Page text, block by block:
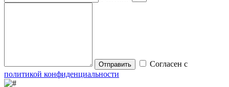
Отправить
Согласен с
политикой конфиденциальности